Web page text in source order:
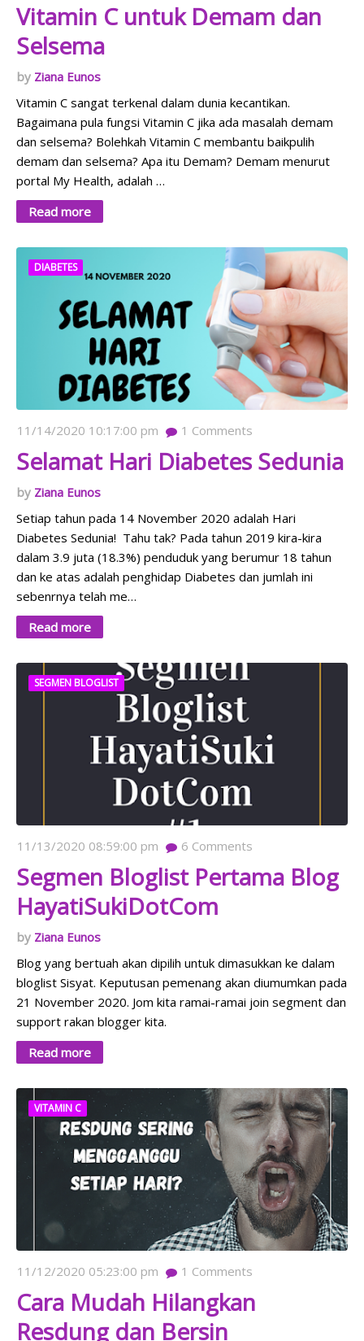
Vitamin C untuk Demam dan
Selsema
Ziana Eunos
Vitamin C sangat terkenal dalam dunia kecantikan.
Bagaimana pula fungsi Vitamin C jika ada masalah demam
dan selsema? Bolehkah Vitamin C membantu baikpulih
demam dan selsema? Apa itu Demam? Demam menurut
portal My Health, adalah …
Read more
DIABETES
11/14/2020 10:17:00 pm 1 Comments
Selamat Hari Diabetes Sedunia
Ziana Eunos
Setiap tahun pada 14 November 2020 adalah Hari
Diabetes Sedunia! Tahu tak? Pada tahun 2019 kira-kira
dalam 3.9 juta (18.3%) penduduk yang berumur 18 tahun
dan ke atas adalah penghidap Diabetes dan jumlah ini
sebenrnya telah me…
Read more
SEGMEN BLOGLIST
11/13/2020 08:59:00 pm 6 Comments
Segmen Bloglist Pertama Blog
HayatiSukiDotCom
Ziana Eunos
Blog yang bertuah akan dipilih untuk dimasukkan ke dalam
bloglist Sisyat. Keputusan pemenang akan diumumkan pada
21 November 2020. Jom kita ramai-ramai join segment dan
support rakan blogger kita.
Read more
VITAMIN C
11/12/2020 05:23:00 pm 1 Comments
Cara Mudah Hilangkan
Resdung dan Bersin